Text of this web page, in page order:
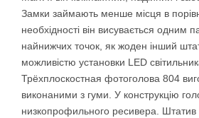
Замки займають менше місця в
необхідності він висувається одним
найнижчих точок, як жоден інший
можливістю установки LED
Трёхплоскостная фотоголова 804
виконаними з гуми. У конструкцію
низкопрофильного ресивера. Штатив